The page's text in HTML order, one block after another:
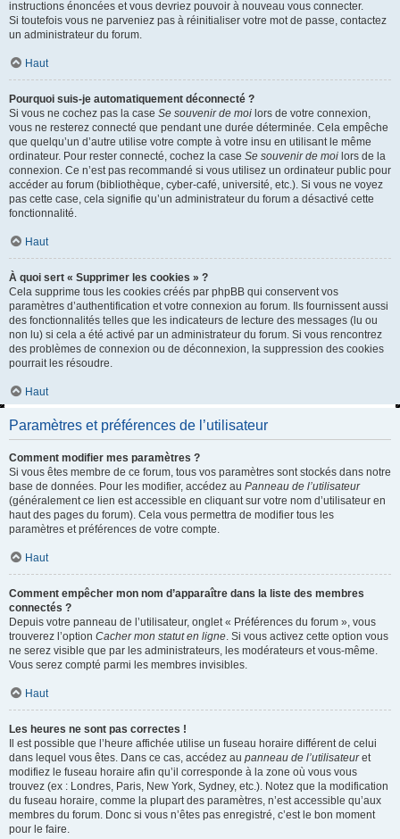
instructions énoncées et vous devriez pouvoir à nouveau vous connecter.
Si toutefois vous ne parveniez pas à réinitialiser votre mot de passe, contactez
un administrateur du forum.
Haut
Pourquoi suis-je automatiquement déconnecté ?
Si vous ne cochez pas la case Se souvenir de moi lors de votre connexion,
vous ne resterez connecté que pendant une durée déterminée. Cela empêche
que quelqu’un d’autre utilise votre compte à votre insu en utilisant le même
ordinateur. Pour rester connecté, cochez la case Se souvenir de moi lors de la
connexion. Ce n’est pas recommandé si vous utilisez un ordinateur public pour
accéder au forum (bibliothèque, cyber-café, université, etc.). Si vous ne voyez
pas cette case, cela signifie qu’un administrateur du forum a désactivé cette
fonctionnalité.
Haut
À quoi sert « Supprimer les cookies » ?
Cela supprime tous les cookies créés par phpBB qui conservent vos
paramètres d’authentification et votre connexion au forum. Ils fournissent aussi
des fonctionnalités telles que les indicateurs de lecture des messages (lu ou
non lu) si cela a été activé par un administrateur du forum. Si vous rencontrez
des problèmes de connexion ou de déconnexion, la suppression des cookies
pourrait les résoudre.
Haut
Paramètres et préférences de l’utilisateur
Comment modifier mes paramètres ?
Si vous êtes membre de ce forum, tous vos paramètres sont stockés dans notre
base de données. Pour les modifier, accédez au Panneau de l’utilisateur
(généralement ce lien est accessible en cliquant sur votre nom d’utilisateur en
haut des pages du forum). Cela vous permettra de modifier tous les
paramètres et préférences de votre compte.
Haut
Comment empêcher mon nom d’apparaître dans la liste des membres
connectés ?
Depuis votre panneau de l’utilisateur, onglet « Préférences du forum », vous
trouverez l’option Cacher mon statut en ligne. Si vous activez cette option vous
ne serez visible que par les administrateurs, les modérateurs et vous-même.
Vous serez compté parmi les membres invisibles.
Haut
Les heures ne sont pas correctes !
Il est possible que l’heure affichée utilise un fuseau horaire différent de celui
dans lequel vous êtes. Dans ce cas, accédez au panneau de l’utilisateuret
modifiez le fuseau horaire afin qu’il corresponde à la zone où vous vous
trouvez (ex : Londres, Paris, New York, Sydney, etc.). Notez que la modification
du fuseau horaire, comme la plupart des paramètres, n’est accessible qu’aux
membres du forum. Donc si vous n’êtes pas enregistré, c’est le bon moment
pour le faire.